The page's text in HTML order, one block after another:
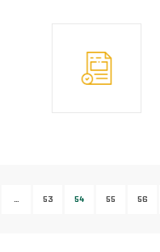
… 53 54 55 56